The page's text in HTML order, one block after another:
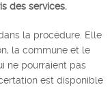
des services.
la procédure. Elle
la commune et le
ne pourraient pas
est disponible